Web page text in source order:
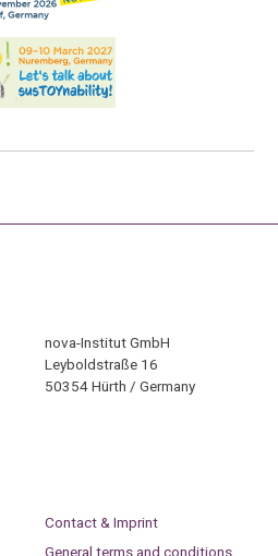
nova-Institut GmbH
Leyboldstraße 16
50354 Hürth / Germany
Contact & Imprint
General terms and conditions